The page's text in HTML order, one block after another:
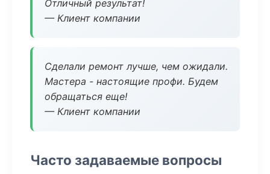
Отличный результат!
— Клиент компании
Сделали ремонт лучше, чем ожидали.
Мастера - настоящие профи. Будем
обращаться еще!
— Клиент компании
Часто задаваемые вопросы